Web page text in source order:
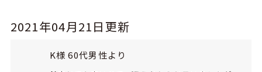
2021年04月21日更新
K様 60代男性より